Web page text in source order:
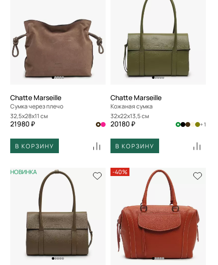
Chatte Marseille
Сумка через плечо
32,5x28x11 см
21980 ₽
В КОРЗИНУ
Chatte Marseille
Кожаная сумка
32x22x13,5 см
20180 ₽ + 1
В КОРЗИНУ
НОВИНКА -40%